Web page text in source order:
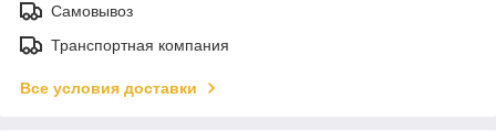
Самовывоз
Транспортная компания
Все условия доставки